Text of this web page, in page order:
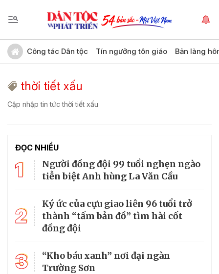
Công tác Dân tộc Tín ngưỡng tôn giáo Bản làng
thời tiết xấu
Cập nhập tin tức thời tiết xấu
ĐỌC NHIỀU
1
Người đồng đội 99 tuổi nghẹn ngào
tiễn biệt Anh hùng La Văn Cầu
2
Ký ức của cựu giao liên 96 tuổi trở
thành “tấm bản đồ” tìm hài cốt
đồng đội
3
“Kho báu xanh” nơi đại ngàn
Trường Sơn